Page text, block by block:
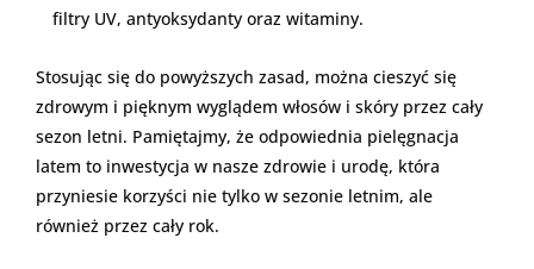
filtry UV, antyoksydanty oraz witaminy.
Stosując się do powyższych zasad, można cieszyć się
zdrowym i pięknym wyglądem włosów i skóry przez cały
sezon letni. Pamiętajmy, że odpowiednia pielęgnacja
latem to inwestycja w nasze zdrowie i urodę, która
przyniesie korzyści nie tylko w sezonie letnim, ale
również przez cały rok.